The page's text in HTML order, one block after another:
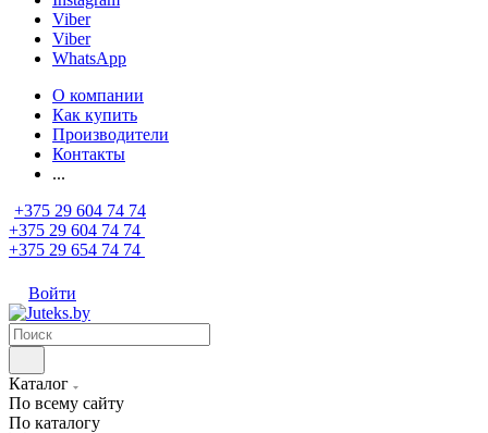
Viber
Viber
WhatsApp
О компании
Как купить
Производители
Контакты
...
+375 29 604 74 74
+375 29 604 74 74
+375 29 654 74 74
Войти
Каталог
По всему сайту
По каталогу